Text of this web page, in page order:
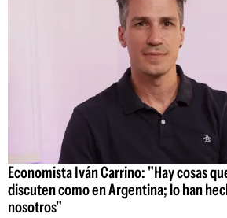
Economista Iván Carrino: "Hay cosas
discuten como en Argentina; lo han
nosotros"